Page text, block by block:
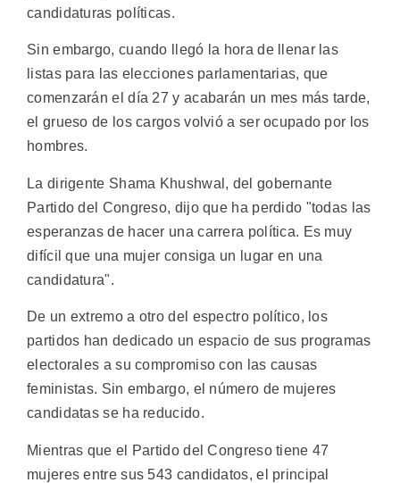
candidaturas políticas.
Sin embargo, cuando llegó la hora de llenar las
listas para las elecciones parlamentarias, que
comenzarán el día 27 y acabarán un mes más tarde,
el grueso de los cargos volvió a ser ocupado por los
hombres.
La dirigente Shama Khushwal, del gobernante
Partido del Congreso, dijo que ha perdido "todas las
esperanzas de hacer una carrera política. Es muy
difícil que una mujer consiga un lugar en una
candidatura".
De un extremo a otro del espectro político, los
partidos han dedicado un espacio de sus programas
electorales a su compromiso con las causas
feministas. Sin embargo, el número de mujeres
candidatas se ha reducido.
Mientras que el Partido del Congreso tiene 47
mujeres entre sus 543 candidatos, el principal